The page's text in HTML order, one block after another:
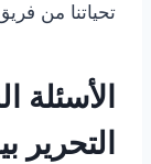
تحياتنا من
التحرير